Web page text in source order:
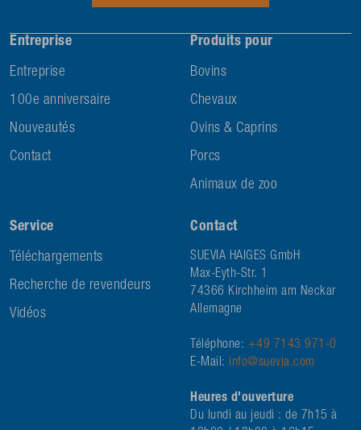
Entreprise
Entreprise
100e anniversaire
Nouveautés
Contact
Produits pour
Bovins
Chevaux
Ovins & Caprins
Porcs
Animaux de zoo
Service
Téléchargements
Recherche de revendeurs
Vidéos
Contact
SUEVIA HAIGES GmbH
Max-Eyth-Str. 1
74366 Kirchheim am Neckar
Allemagne
Téléphone: +49 7143 971-0
E-Mail: info@suevia.com
Heures d'ouverture
Du lundi au jeudi : de 7h15 à